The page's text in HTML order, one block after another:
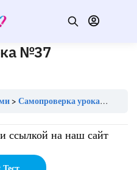
№37
Самопроверка урока №37 (эндоскопия)
ссылкой на наш сайт